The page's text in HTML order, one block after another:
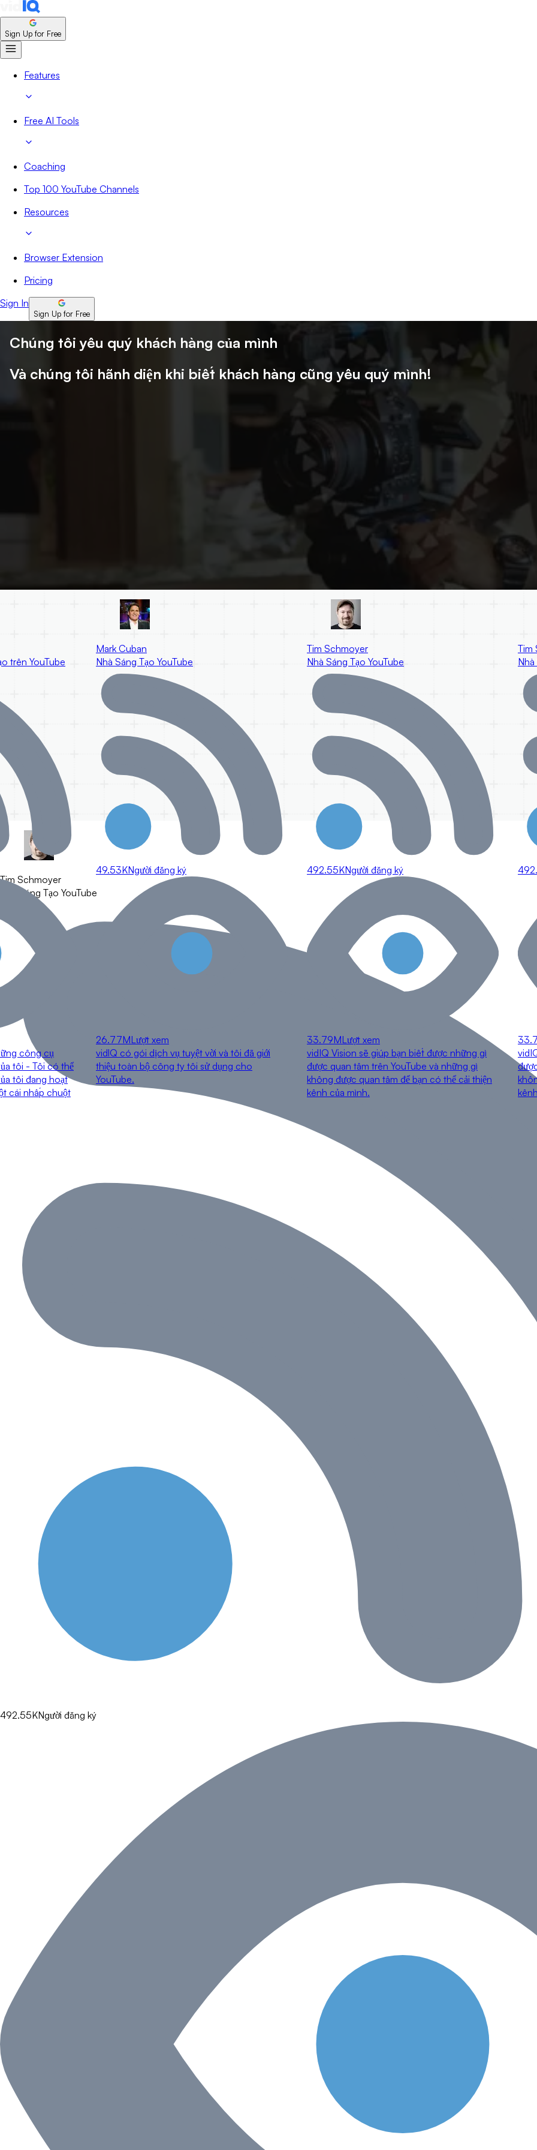
Sign Up for Free
Features
Free AI Tools
Coaching
Top 100 YouTube Channels
Resources
Browser Extension
Pricing
Sign In
Sign Up for Free
Chúng tôi yêu quý khách hàng của mình
Và chúng tôi hãnh diện khi biết khách hàng cũng yêu quý mình!
trên YouTube
công cụ
tôi - Tôi có thể
tôi đang hoạt
cái nhấp chuột
Mark Cuban
Nhà Sáng Tạo YouTube
49.53KNgười đăng ký
26.77MLượt xem
vidlQ có gói dịch vụ tuyệt vời và tôi đã giới
thiệu toàn bộ công ty tôi sử dụng cho
YouTube.
Tim Schmoyer
Nhà Sáng Tạo YouTube
492.55KNgười đăng ký
33.79MLượt xem
vidIQ Vision sẽ giúp bạn biết được những gì
được quan tâm trên YouTube và những gì
không được quan tâm để bạn có thể cải thiện
kênh của mình.
Tim
Nhà
Tim Schmoyer
Nhà Sáng Tạo YouTube
492.55KNgười đăng ký